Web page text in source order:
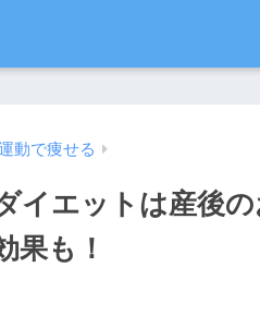
動で痩せる
イエットは産後
果も！